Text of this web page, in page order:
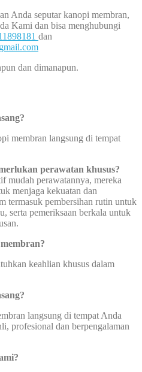
Anda seputar kanopi membran,
Kami dan bisa menghubungi
dan
dan dimanapun.
membran langsung di tempat
perawatan khusus?
mudah perawatannya, mereka
menjaga kekuatan dan
termasuk pembersihan rutin untuk
serta pemeriksaan berkala untuk
keahlian khusus dalam
langsung di tempat Anda
profesional dan berpengalaman